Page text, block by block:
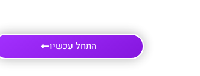
התחל עכשיו